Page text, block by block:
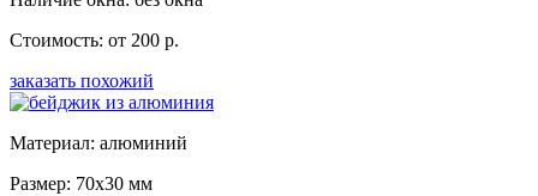
Стоимость: от 200 р.
заказать похожий
Материал: алюминий
Размер: 70x30 мм